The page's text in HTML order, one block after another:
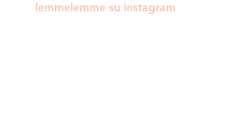
lemmelemme su instagram